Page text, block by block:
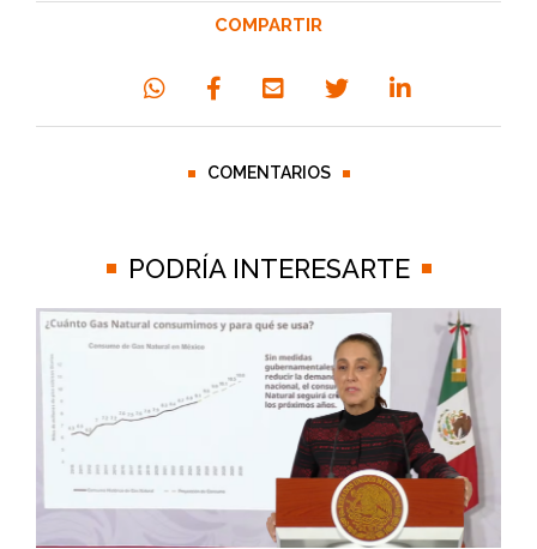
COMPARTIR
COMENTARIOS
PODRÍA INTERESARTE